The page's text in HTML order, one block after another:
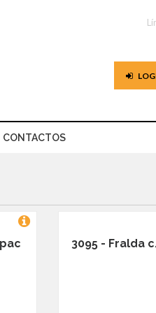
CONTACTOS
3095 - Fralda